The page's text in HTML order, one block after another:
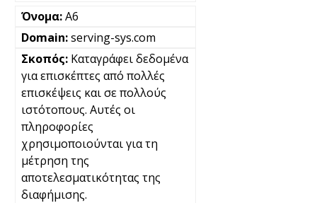
A6
serving-sys.com
Καταγράφει δεδομένα
για επισκέπτες από πολλές
επισκέψεις και σε πολλούς
ιστότοπους. Αυτές οι
πληροφορίες
χρησιμοποιούνται για τη
μέτρηση της
αποτελεσματικότητας της
διαφήμισης.